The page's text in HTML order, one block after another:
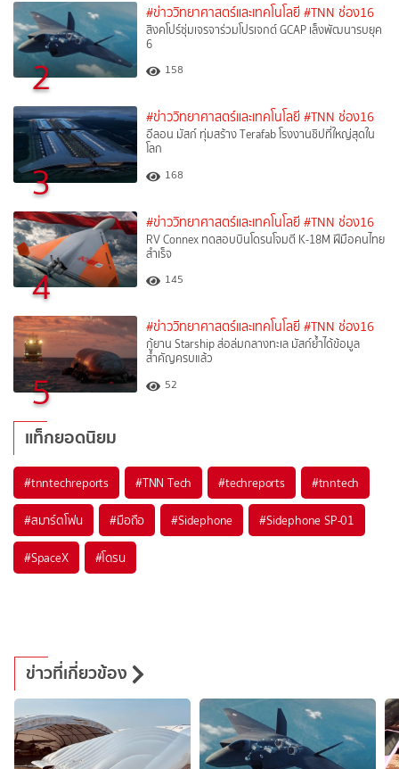
2
#ข่าววิทยาศาสตร์และเทคโนโลยี #TNN ช่อง16
สิงคโปร์ซุ่มเจรจาร่วมโปรเจกต์ GCAP เล็งพัฒนารบยุค
6
158
3
#ข่าววิทยาศาสตร์และเทคโนโลยี #TNN ช่อง16
อีลอน มัสก์ ทุ่มสร้าง Terafab โรงงานชิปที่ใหญ่สุดใน
โลก
168
4
#ข่าววิทยาศาสตร์และเทคโนโลยี #TNN ช่อง16
RV Connex ทดสอบบินโดรนโจมตี K-18M ฝีมือคนไทย
สำเร็จ
145
5
#ข่าววิทยาศาสตร์และเทคโนโลยี #TNN ช่อง16
กู้ยาน Starship ส่อล่มกลางทะเล มัสก์ย้ำได้ข้อมูล
สำคัญครบแล้ว
52
แท็กยอดนิยม
#tnntechreports #TNN Tech #techreports #tnntech
#สมาร์ตโฟน #มือถือ #Sidephone #Sidephone SP-01
#SpaceX #โดรน
ข่าวที่เกี่ยวข้อง